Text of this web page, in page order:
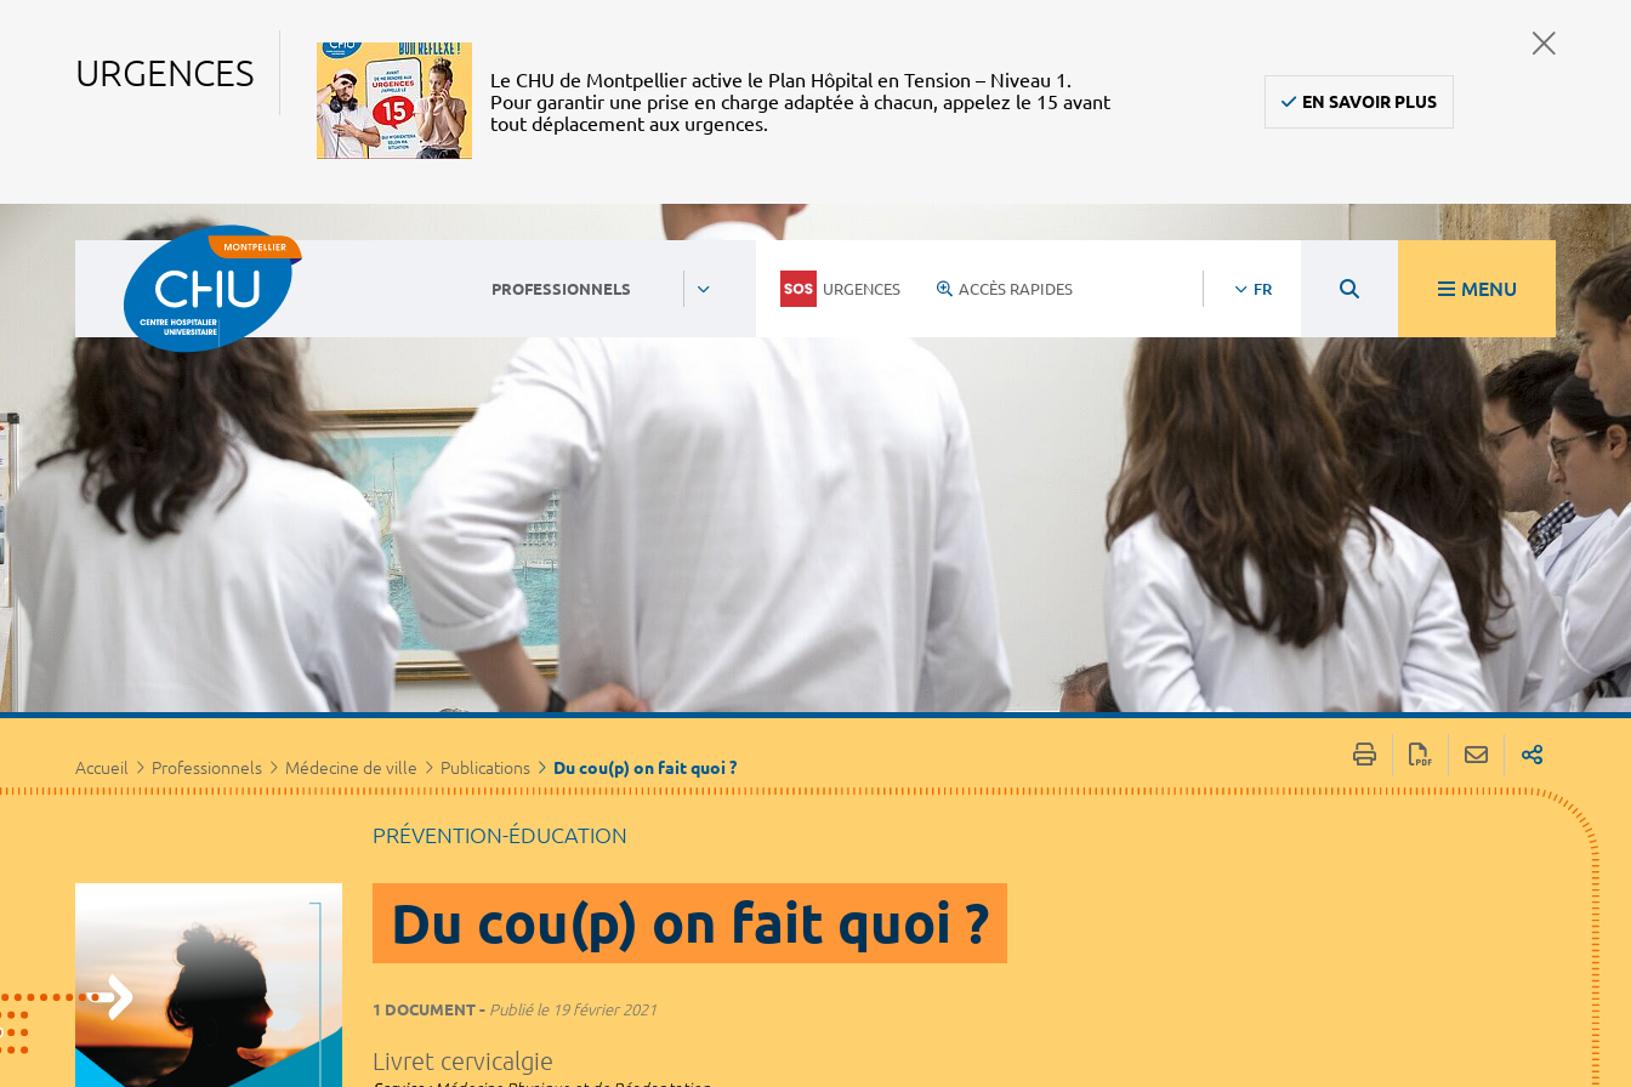
URGENCES
Le CHU de Montpellier active le Plan Hôpital en Tension – Niveau 1.
Pour garantir une prise en charge adaptée à chacun, appelez le 15 avant
tout déplacement aux urgences.
EN SAVOIR PLUS
PROFESSIONNELS URGENCES ACCÈS RAPIDES FR MENU
Ambulanciers, taxis, vsl
Journalistes / Médias Marchés publics
Partenaires / Associations
Accueil Professionnels Médecine de ville Publications Du cou(p) on fait quoi ?
PRÉVENTION-ÉDUCATION
Du cou(p) on fait quoi ?
1 DOCUMENT Publié le19 février 2021
Livret cervicalgie